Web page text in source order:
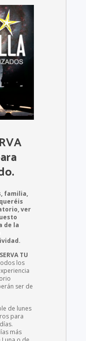
familia,
ver
de la
TU
los
ser de
de lunes
para
más